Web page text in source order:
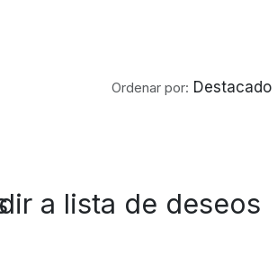
Ordenar por: Destacado
a lista de deseos